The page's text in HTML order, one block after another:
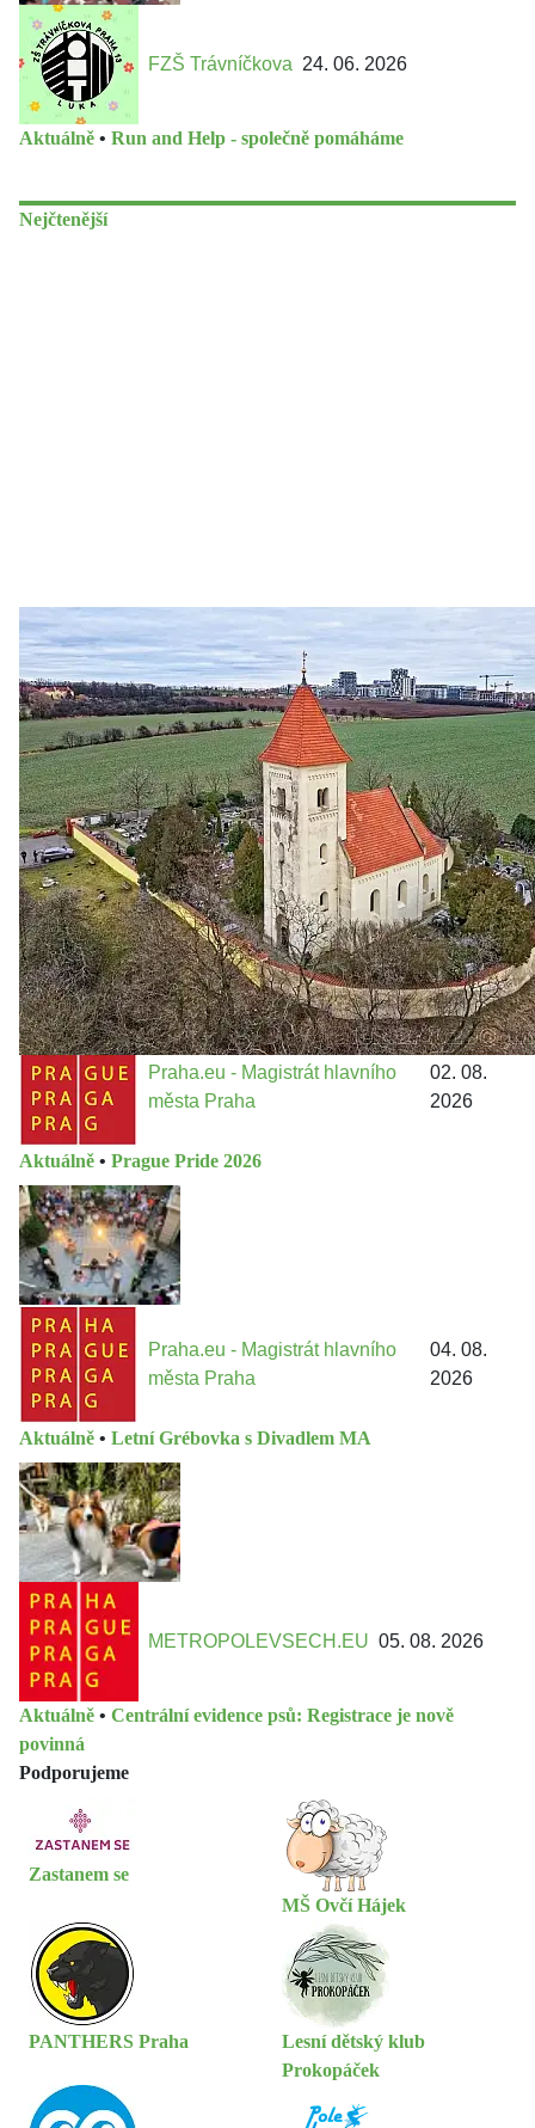
FZŠ Trávníčkova 24. 06. 2026
Aktuálně • Run and Help - společně pomáháme
Nejčtenější
Zastanem se 03. 08. 2026
Politika • Volební seriál #02: Nová výstavba v jihozápadním
městě
Jakými nástroji navrhujete vstupovat z pozice ÚMČ Praha
13 do procesů developerské výstavby např. v lokalitě
Třebonice a Chaby, kterou umožňuje nově schválený
Metropolitn...
Praha.eu - Magistrát hlavního
města Praha
02. 08.
2026
Aktuálně • Prague Pride 2026
Praha.eu - Magistrát hlavního
města Praha
04. 08.
2026
Aktuálně • Letní Grébovka s Divadlem MA
METROPOLEVSECH.EU 05. 08. 2026
Aktuálně • Centrální evidence psů: Registrace je nově
povinná
Podporujeme
Zastanem se
MŠ Ovčí Hájek
PANTHERS Praha
Lesní dětský klub
Prokopáček